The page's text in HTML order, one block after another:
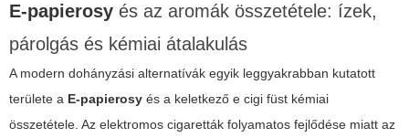
E-papierosy és az aromák összetétele: ízek,
párolgás és kémiai átalakulás
A modern dohányzási alternatívák egyik leggyakrabban kutatott
területe a E-papierosy és a keletkező e cigi füst kémiai
összetétele. Az elektromos cigaretták folyamatos fejlődése miatt az